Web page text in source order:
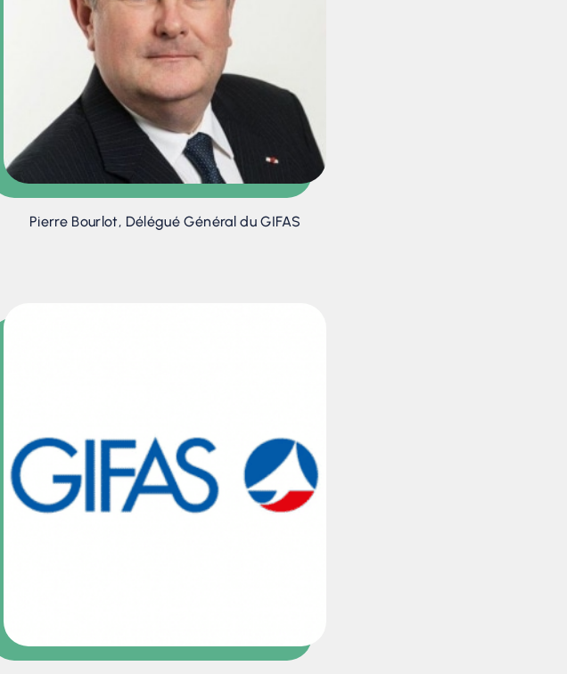
Pierre Bourlot, Délégué Général du GIFAS